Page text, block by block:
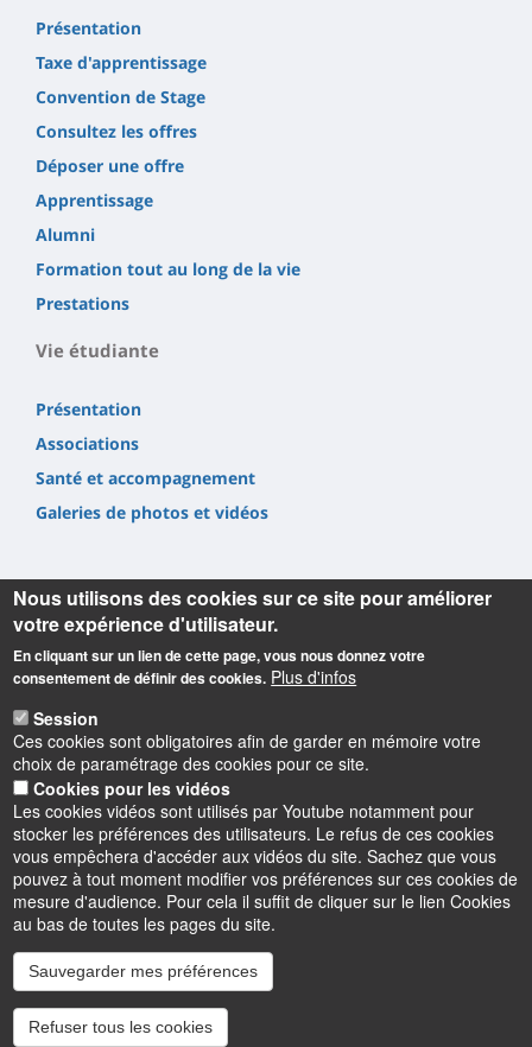
Présentation
Taxe d'apprentissage
Convention de Stage
Consultez les offres
Déposer une offre
Apprentissage
Alumni
Formation tout au long de la vie
Prestations
Vie étudiante
Présentation
Associations
Santé et accompagnement
Galeries de photos et vidéos
Informations
Université d'Orléans
Faculté Droit, Économie, Gestion
Rue de Blois BP 26739
45067 Orléans cedex 2
Accueil : 02 38 41 70 31
Courriel :accueil.deg@univ-orleans.fr
InstagramLinkedInYoutube
Nous utilisons des cookies sur ce site pour améliorer
votre expérience d'utilisateur.
En cliquant sur un lien de cette page, vous nous donnez votre
consentement de définir des cookies. Plus d'infos
Session
Ces cookies sont obligatoires afin de garder en mémoire votre
choix de paramétrage des cookies pour ce site.
Cookies pour les vidéos
Les cookies vidéos sont utilisés par Youtube notamment pour
stocker les préférences des utilisateurs. Le refus de ces cookies
vous empêchera d'accéder aux vidéos du site. Sachez que vous
pouvez à tout moment modifier vos préférences sur ces cookies de
mesure d'audience. Pour cela il suffit de cliquer sur le lien Cookies
au bas de toutes les pages du site.
Sauvegarder mes préférences
Refuser tous les cookies